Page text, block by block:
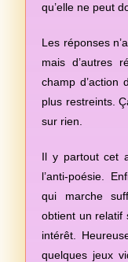
qu’elle ne peut
Les réponses
mais d’autres
champ d’action
plus restreints.
sur rien.
Il y partout cet
l’anti-poésie.
qui marche
obtient un relatif
intérêt.
quelques jeux